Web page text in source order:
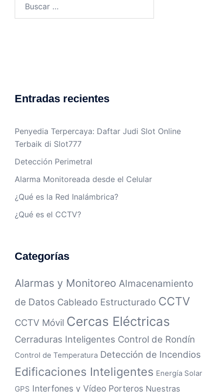
Entradas recientes
Penyedia Terpercaya: Daftar Judi Slot Online
Terbaik di Slot777
Detección Perimetral
Alarma Monitoreada desde el Celular
¿Qué es la Red Inalámbrica?
¿Qué es el CCTV?
Categorías
Alarmas y Monitoreo Almacenamiento
de Datos Cableado Estructurado CCTV
CCTV Móvil Cercas Eléctricas
Cerraduras Inteligentes Control de Rondín
Control de Temperatura Detección de Incendios
Edificaciones Inteligentes Energía Solar
GPS Interfones y Vídeo Porteros Nuestras